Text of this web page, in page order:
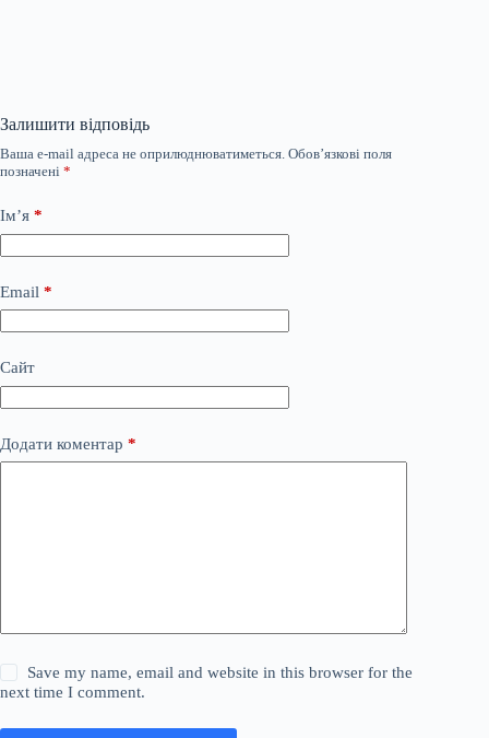
Залишити відповідь
Ваша e-mail адреса не оприлюднюватиметься. Обов’язкові поля
позначені *
Ім’я *
Email *
Сайт
Додати коментар *
Save my name, email and website in this browser for the
next time I comment.